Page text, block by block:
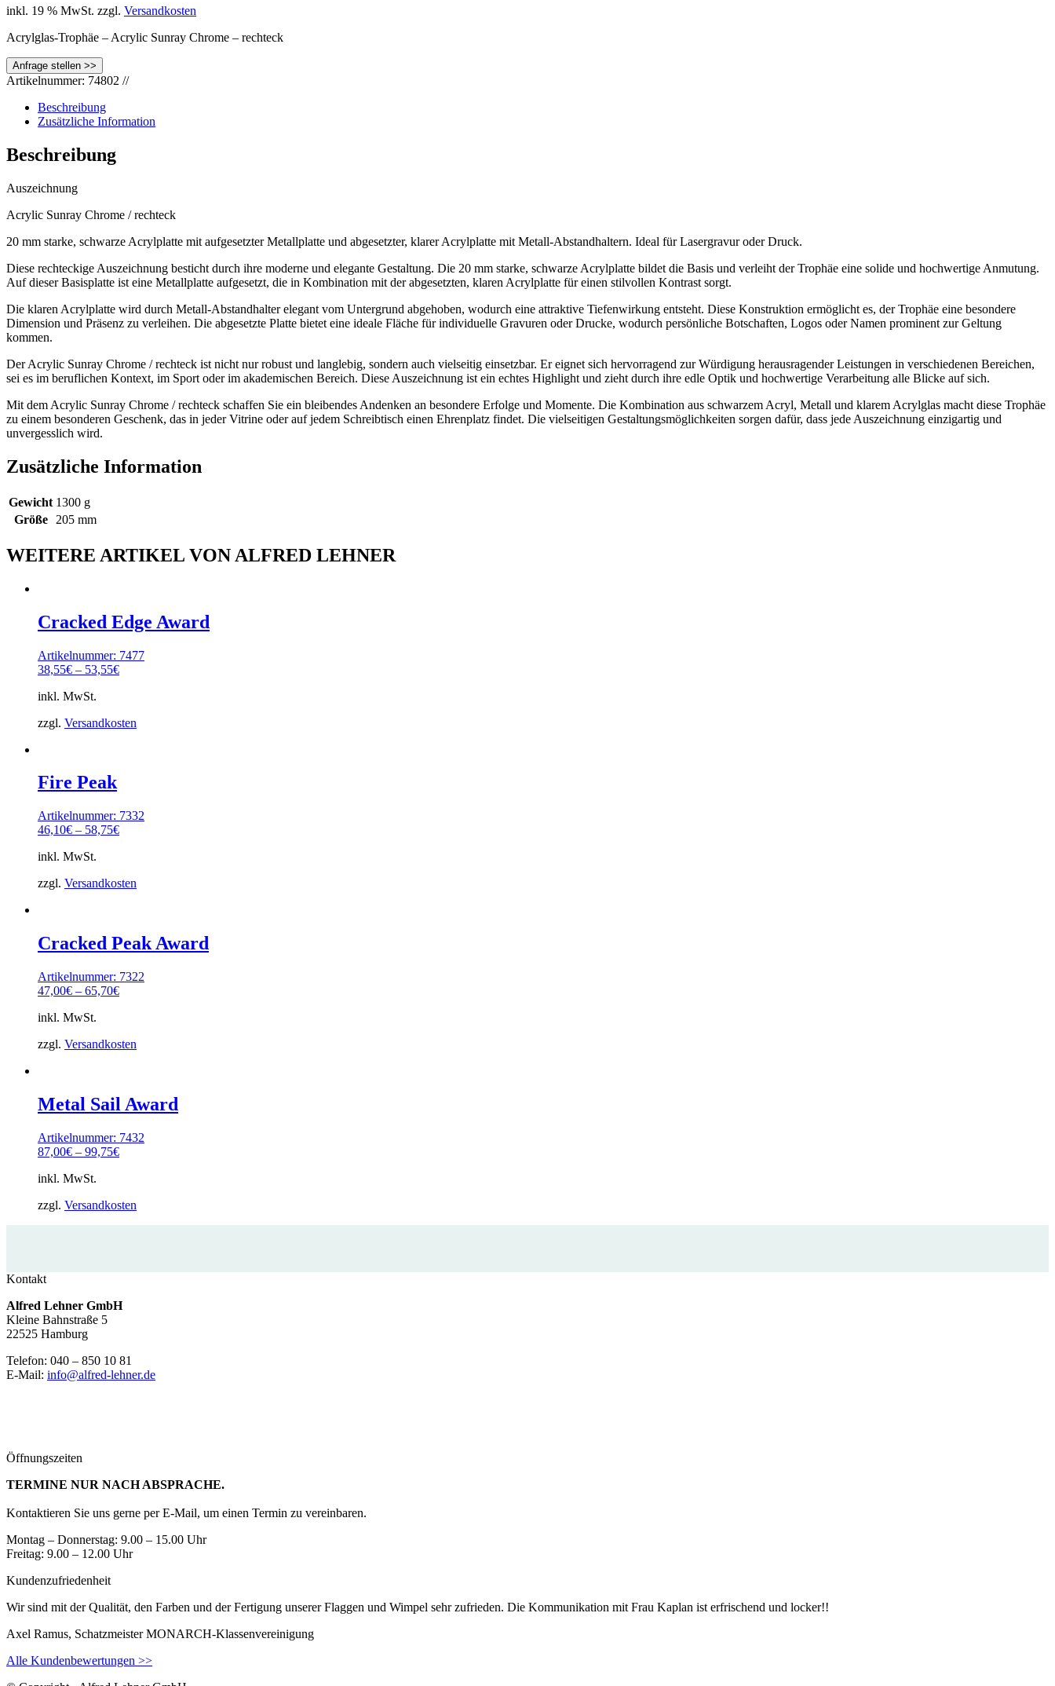
inkl. 19 % MwSt. zzgl. Versandkosten
Acrylglas-Trophäe – Acrylic Sunray Chrome – rechteck
Artikelnummer: 74802 //
Beschreibung
Zusätzliche Information
Beschreibung
Auszeichnung
Acrylic Sunray Chrome / rechteck
20 mm starke, schwarze Acrylplatte mit aufgesetzter Metallplatte und abgesetzter, klarer Acrylplatte mit Metall-Abstandhaltern. Ideal für Lasergravur oder Druck.
Diese rechteckige Auszeichnung besticht durch ihre moderne und elegante Gestaltung. Die 20 mm starke, schwarze Acrylplatte bildet die Basis und verleiht der Trophäe eine solide und hochwertige Anmutung.
Auf dieser Basisplatte ist eine Metallplatte aufgesetzt, die in Kombination mit der abgesetzten, klaren Acrylplatte für einen stilvollen Kontrast sorgt.
Die klaren Acrylplatte wird durch Metall-Abstandhalter elegant vom Untergrund abgehoben, wodurch eine attraktive Tiefenwirkung entsteht. Diese Konstruktion ermöglicht es, der Trophäe eine besondere
Dimension und Präsenz zu verleihen. Die abgesetzte Platte bietet eine ideale Fläche für individuelle Gravuren oder Drucke, wodurch persönliche Botschaften, Logos oder Namen prominent zur Geltung
kommen.
Der Acrylic Sunray Chrome / rechteck ist nicht nur robust und langlebig, sondern auch vielseitig einsetzbar. Er eignet sich hervorragend zur Würdigung herausragender Leistungen in verschiedenen Bereichen,
sei es im beruflichen Kontext, im Sport oder im akademischen Bereich. Diese Auszeichnung ist ein echtes Highlight und zieht durch ihre edle Optik und hochwertige Verarbeitung alle Blicke auf sich.
Mit dem Acrylic Sunray Chrome / rechteck schaffen Sie ein bleibendes Andenken an besondere Erfolge und Momente. Die Kombination aus schwarzem Acryl, Metall und klarem Acrylglas macht diese Trophäe
zu einem besonderen Geschenk, das in jeder Vitrine oder auf jedem Schreibtisch einen Ehrenplatz findet. Die vielseitigen Gestaltungsmöglichkeiten sorgen dafür, dass jede Auszeichnung einzigartig und
unvergesslich wird.
Zusätzliche Information
Gewicht 1300 g
Größe
205 mm
WEITERE ARTIKEL VON ALFRED LEHNER
Cracked Edge Award
Artikelnummer: 7477
38,55€ – 53,55€
inkl. MwSt.
zzgl. Versandkosten
Fire Peak
Artikelnummer: 7332
46,10€ – 58,75€
inkl. MwSt.
zzgl. Versandkosten
Cracked Peak Award
Artikelnummer: 7322
47,00€ – 65,70€
inkl. MwSt.
zzgl. Versandkosten
Metal Sail Award
Artikelnummer: 7432
87,00€ – 99,75€
inkl. MwSt.
zzgl. Versandkosten
Kontakt
Alfred Lehner GmbH
Kleine Bahnstraße 5
22525 Hamburg
Telefon: 040 – 850 10 81
E-Mail: info@alfred-lehner.de
Öffnungszeiten
TERMINE NUR NACH ABSPRACHE.
Kontaktieren Sie uns gerne per E-Mail, um einen Termin zu vereinbaren.
Montag – Donnerstag: 9.00 – 15.00 Uhr
Freitag: 9.00 – 12.00 Uhr
Kundenzufriedenheit
Wir sind mit der Qualität, den Farben und der Fertigung unserer Flaggen und Wimpel sehr zufrieden. Die Kommunikation mit Frau Kaplan ist erfrischend und locker!!
Axel Ramus, Schatzmeister MONARCH-Klassenvereinigung
Alle Kundenbewertungen >>